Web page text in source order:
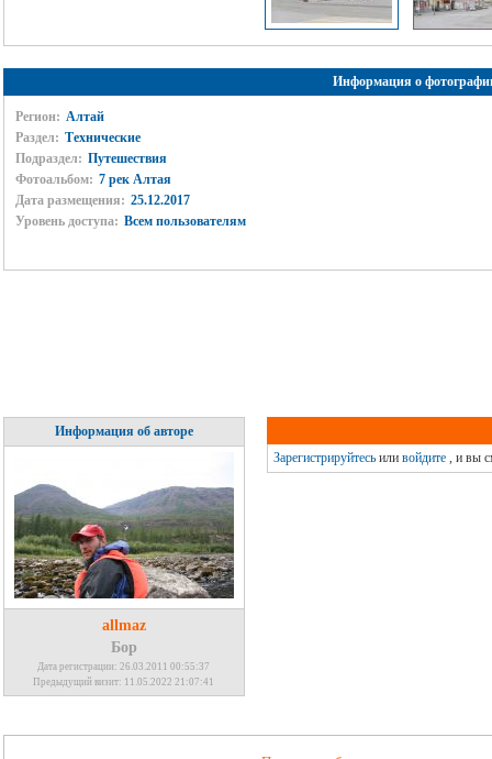
Информация о
Регион: Алтай
Раздел: Технические
Подраздел: Путешествия
Фотоальбом: 7 рек Алтая
Дата размещения: 25.12.2017
Уровень доступа: Всем пользователям
Информация об авторе
allmaz
Бор
Дата регистрации: 26.03.2011 00:55:37
Предыдущий визит: 11.05.2022 21:07:41
Зарегистрируйтесьили войдите, и вы